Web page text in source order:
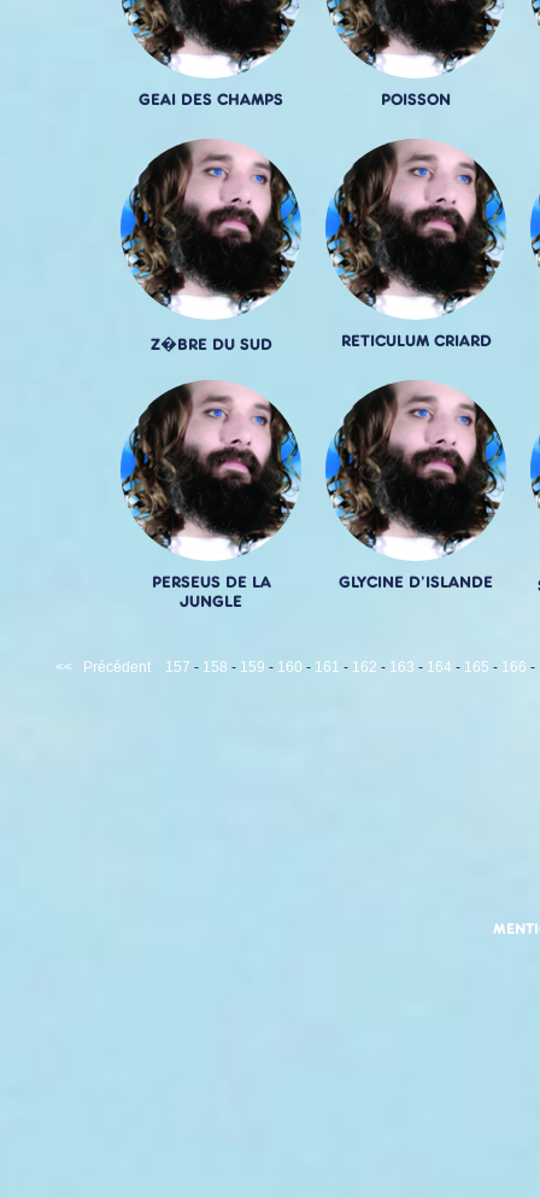
GEAI DES CHAMPS POISSON
Z�BRE DU SUD RETICULUM CRIARD
PERSEUS DE LA
JUNGLE
GLYCINE D'ISLANDE
<< Précédent 157 - 158 - 159 - 160 - 161 - 162 - 163 - 164 - 165 - 166 -